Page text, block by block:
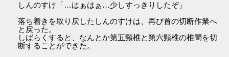
しんのすけ「…はぁはぁ…少しすっきりしたぞ」
落ち着きを取り戻したしんのすけは、再び首の切断作業へ
と戻った。
しばらくすると、なんとか第五頸椎と第六頸椎の椎間を切
断することができた。